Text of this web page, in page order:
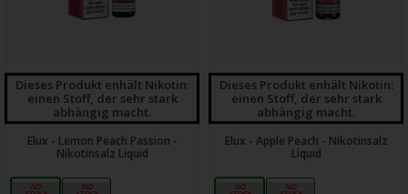
Dieses Produkt enhält Nikotin:
einen Stoff, der sehr stark
abhängig macht.
Elux - Lemon Peach Passion -
Nikotinsalz Liquid
10mg 20mg
Dieses Produkt enhält Nikotin:
einen Stoff, der sehr stark
abhängig macht.
Elux - Apple Peach - Nikotinsalz
Liquid
10mg 20mg